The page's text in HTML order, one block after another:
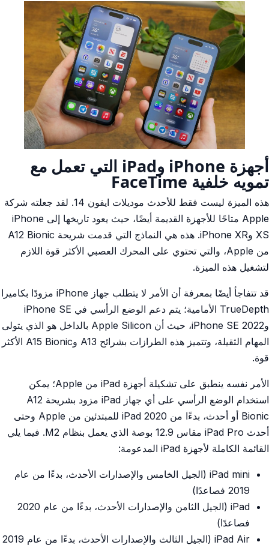
أجهزة iPhone وiPad التي تعمل مع
تمويه خلفية FaceTime
هذه الميزة ليست فقط للأحدث موديلات ايفون 14. لقد جعلته شركة
Apple متاحًا للأجهزة القديمة أيضًا، حيث يعود تاريخها إلى iPhone
XS وiPhone XR. هذه هي النماذج التي قدمت شريحة A12 Bionic
من Apple، والتي تحتوي على المحرك العصبي الأكثر قوة اللازم
لتشغيل هذه الميزة.
قد تتفاجأ أيضًا بمعرفة أن الأمر لا يتطلب جهاز iPhone مزودًا بكاميرا
TrueDepth الأمامية؛ يتم دعم الوضع الرأسي في iPhone SE
و2022 iPhone SE، حيث أن Apple Silicon بالداخل هو الذي يتولى
المهام الثقيلة، وتتميز هذه الطرازات بشرائح A13 وA15 Bionic الأكثر
قوة.
الأمر نفسه ينطبق على تشكيلة أجهزة iPad من Apple؛ يمكن
استخدام الوضع الرأسي على أي جهاز iPad مزود بشريحة A12
Bionic أو أحدث، بدءًا من iPad 2020 للمبتدئين من Apple وحتى
أحدث iPad Pro مقاس 12.9 بوصة الذي يعمل بنظام M2. فيما يلي
القائمة الكاملة لأجهزة iPad المدعومة:
iPad mini (الجيل الخامس والإصدارات الأحدث، بدءًا من عام
2019 فصاعدًا)
iPad (الجيل الثامن والإصدارات الأحدث، بدءًا من عام 2020
فصاعدًا)
iPad Air (الجيل الثالث والإصدارات الأحدث، بدءًا من عام 2019